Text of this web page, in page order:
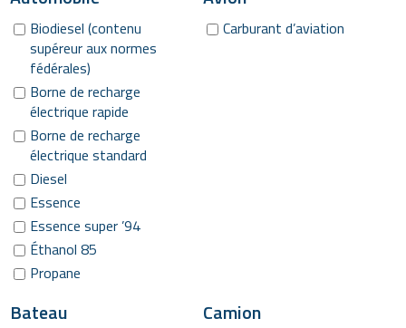
Biodiesel (contenu
supéreur aux normes
fédérales)
Borne de recharge
électrique rapide
Borne de recharge
électrique standard
Diesel
Essence
Essence super ’94
Éthanol 85
Propane
Carburant d’aviation
Bateau Camion